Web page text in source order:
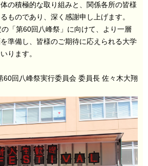
の積極的な取り組みと、関係各所の皆様
ものであり、深く感謝申し上げます。
「第60回八峰祭」に向けて、より一層
準備し、皆様のご期待に応えられる大学
ります。
60回八峰祭実行委員会 委員長 佐々木大翔